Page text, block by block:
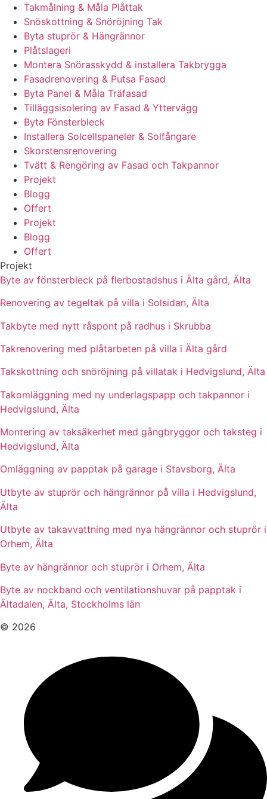
Takmålning & Måla Plåttak
Snöskottning & Snöröjning Tak
Byta stuprör & Hängrännor
Plåtslageri
Montera Snörasskydd & installera Takbrygga
Fasadrenovering & Putsa Fasad
Byta Panel & Måla Träfasad
Tilläggsisolering av Fasad & Yttervägg
Byta Fönsterbleck
Installera Solcellspaneler & Solfångare
Skorstensrenovering
Tvätt & Rengöring av Fasad och Takpannor
Projekt
Blogg
Offert
Projekt
Blogg
Offert
Projekt
Byte av fönsterbleck på flerbostadshus i Älta gård, Älta
Renovering av tegeltak på villa i Solsidan, Älta
Takbyte med nytt råspont på radhus i Skrubba
Takrenovering med plåtarbeten på villa i Älta gård
Takskottning och snöröjning på villatak i Hedvigslund, Älta
Takomläggning med ny underlagspapp och takpannor i
Hedvigslund, Älta
Montering av taksäkerhet med gångbryggor och taksteg i
Hedvigslund, Älta
Omläggning av papptak på garage i Stavsborg, Älta
Utbyte av stuprör och hängrännor på villa i Hedvigslund,
Älta
Utbyte av takavvattning med nya hängrännor och stuprör i
Orhem, Älta
Byte av hängrännor och stuprör i Orhem, Älta
Byte av nockband och ventilationshuvar på papptak i
Ältadalen, Älta, Stockholms län
© 2026